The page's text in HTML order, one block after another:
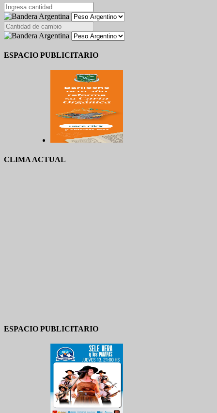
ESPACIO PUBLICITARIO
CLIMA ACTUAL
ESPACIO PUBLICITARIO